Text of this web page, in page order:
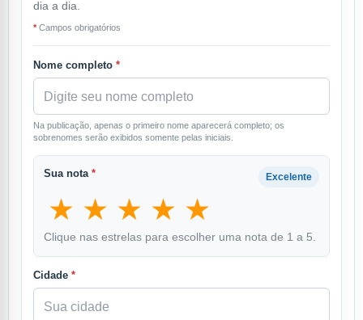
dia a dia.
* Campos obrigatórios
Nome completo *
Na publicação, apenas o primeiro nome aparecerá completo; os
sobrenomes serão exibidos somente pelas iniciais.
Sua nota * Excelente
★
★
★
★
★
Clique nas estrelas para escolher uma nota de 1 a 5.
Cidade *